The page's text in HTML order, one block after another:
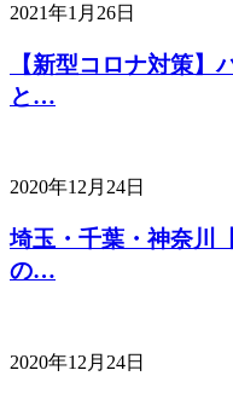
2021年1月26日
【新型コロナ対策】
と…
2020年12月24日
埼玉・千葉・神奈川
の…
2020年12月24日